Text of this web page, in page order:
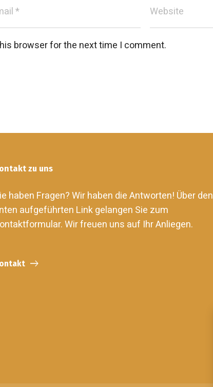
browser for the next time I comment.
zu uns
haben Fragen? Wir haben die Antworten! Über den
aufgeführten Link gelangen Sie zum
Wir freuen uns auf Ihr Anliegen.